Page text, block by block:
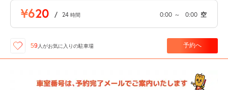
¥620 / 24 時間 0:00 ～ 0:00 空
59 人がお気に入りの駐車場 予約へ